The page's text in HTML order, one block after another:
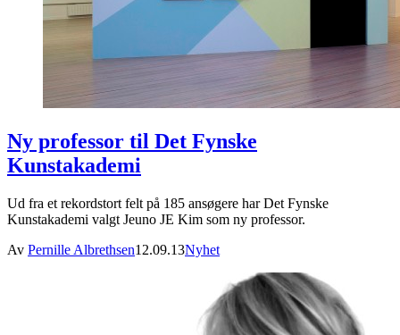
Ny professor til Det Fynske
Kunstakademi
Ud fra et rekordstort felt på 185 ansøgere har Det Fynske
Kunstakademi valgt Jeuno JE Kim som ny professor.
Av Pernille Albrethsen12.09.13Nyhet